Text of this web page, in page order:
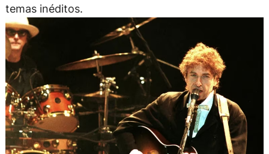
temas inéditos.